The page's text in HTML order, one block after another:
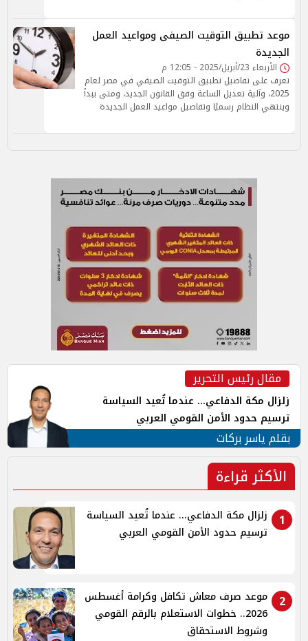
موعد تطبيق التوقيت الصيفى ومواعيد العمل
الجديدة
الأربعاء 23/أبريل/2025 - 12:05 م
تعرف على تفاصيل تطبيق التوقيت الصيفي في مصر لعام
2025، وآلية تعديل الساعة وفق القانون الجديد، ومتى يبدأ
وينتهي النظام رسميًا وتفاصيل مواعيد العمل الجديدة
مقال رئيس التحرير
زلزال مكة الدفاعي... عندما تُعيد السياسة
ترسيم حدود الأمن القومي العربي
بقلم ياسر بركات
الأكثر قراءة
1
زلزال مكة الدفاعي... عندما تُعيد السياسة
ترسيم حدود الأمن القومي العربي
2
موعد صرف معاش تكافل وكرامة أغسطس
2026.. خطوات الاستعلام بالرقم القومي
وشروط الاستحقاق